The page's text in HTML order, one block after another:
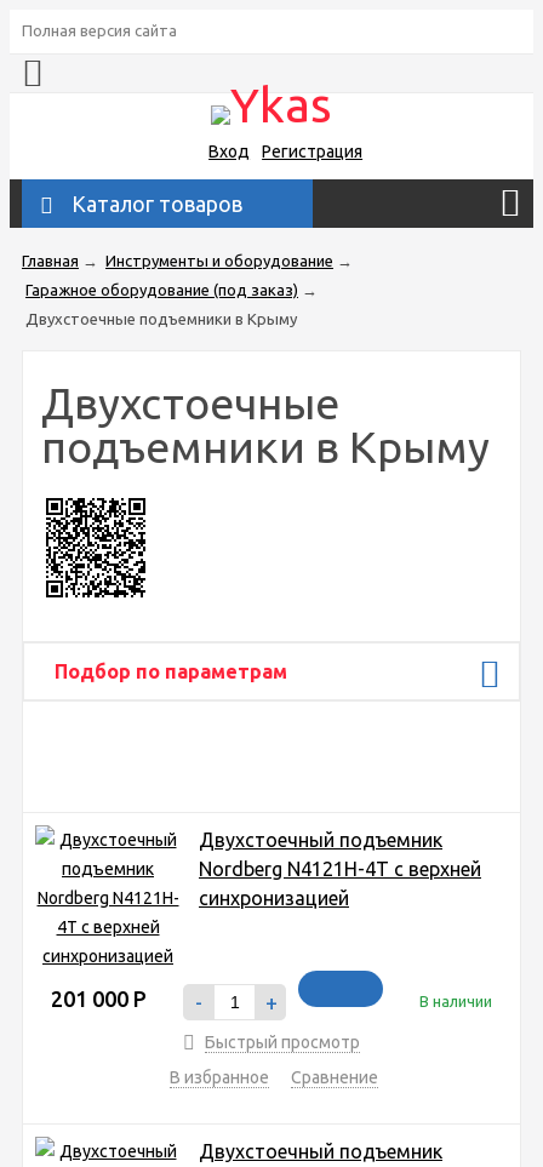
Полная версия сайта
Вход Регистрация
Каталог товаров
Главная → Инструменты и оборудование →
Гаражное оборудование (под заказ) →
Двухстоечные подъемники в Крыму
Двухстоечные
подъемники в Крыму
Подбор по параметрам
Двухстоечный подъемник
Nordberg N4121H-4T с верхней
синхронизацией
201 000 Р - + В наличии
Быстрый просмотр
В избранное
Сравнение
Двухстоечный подъемник